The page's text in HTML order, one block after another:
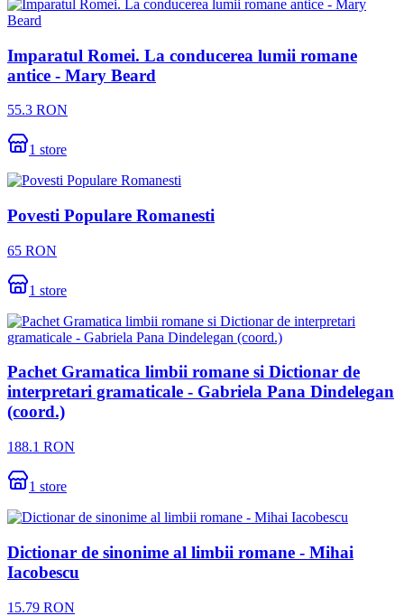
Imparatul Romei. La conducerea lumii romane
antice - Mary Beard
55.3 RON
1 store
Povesti Populare Romanesti
65 RON
1 store
Pachet Gramatica limbii romane si Dictionar de
interpretari gramaticale - Gabriela Pana Dindelegan
(coord.)
188.1 RON
1 store
Dictionar de sinonime al limbii romane - Mihai
Iacobescu
15.79 RON